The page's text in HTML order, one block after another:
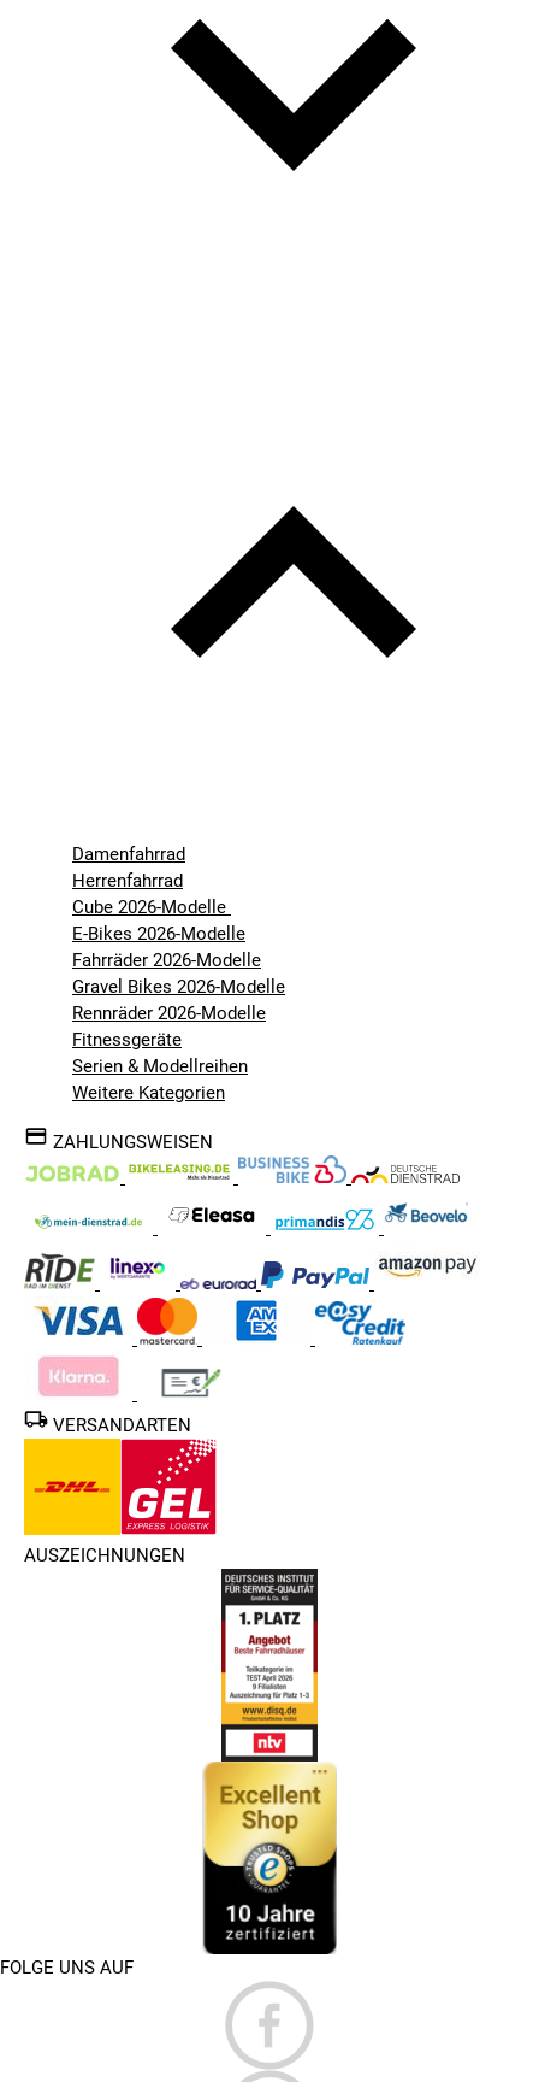
Damenfahrrad
Herrenfahrrad
Cube 2026-Modelle
E-Bikes 2026-Modelle
Fahrräder 2026-Modelle
Gravel Bikes 2026-Modelle
Rennräder 2026-Modelle
Fitnessgeräte
Serien & Modellreihen
Weitere Kategorien
ZAHLUNGSWEISEN
VERSANDARTEN
AUSZEICHNUNGEN
FOLGE UNS AUF